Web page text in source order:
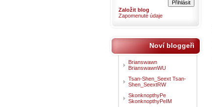
Založit blog
Zapomenuté údaje
Noví bloggeři
Brianswawn
BrianswawnWU
Tsan-Shen_Seext Tsan-
Shen_SeextRW
SkonknopthyPe
SkonknopthyPeIM